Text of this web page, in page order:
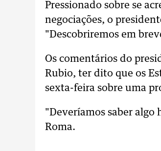
Pressionado sobre se
negociações, o
"Descobriremos em
Os comentários do
Rubio, ter dito que os
sexta-feira sobre uma
"Deveríamos saber
Roma.